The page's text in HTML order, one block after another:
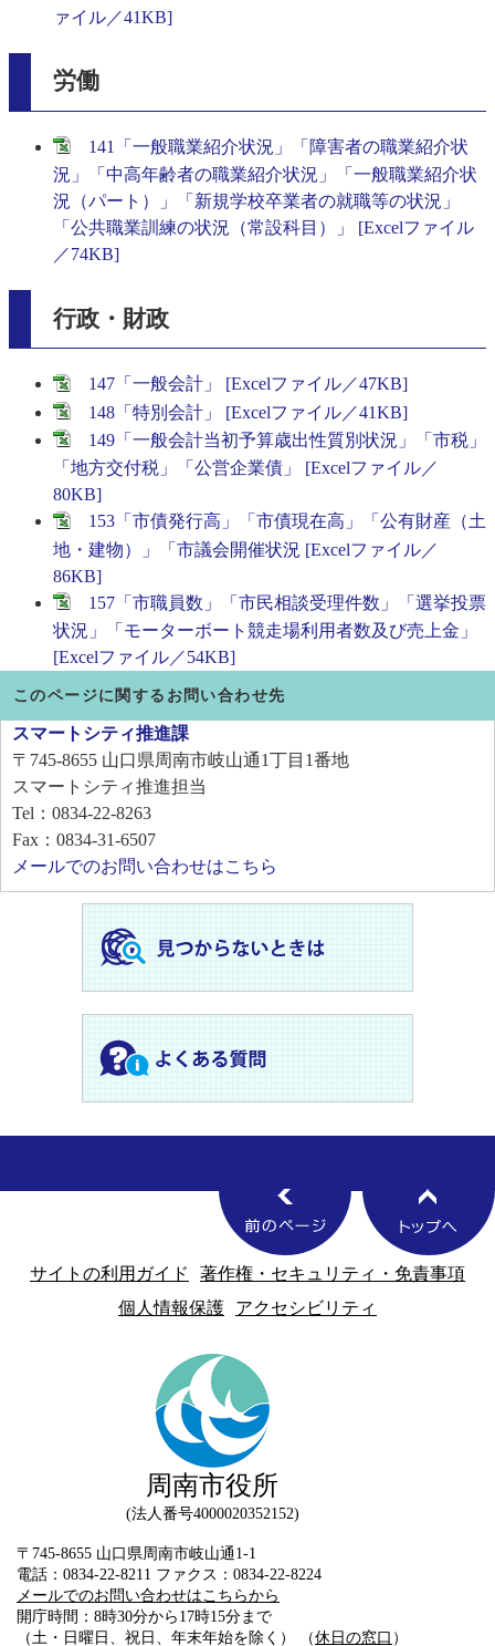
ァイル／41KB]
労働
141「一般職業紹介状況」「障害者の職業紹介状
況」「中高年齢者の職業紹介状況」「一般職業紹介状
況（パート）」「新規学校卒業者の就職等の状況」
「公共職業訓練の状況（常設科目）」 [Excelファイル
／74KB]
行政・財政
147「一般会計」 [Excelファイル／47KB]
148「特別会計」 [Excelファイル／41KB]
149「一般会計当初予算歳出性質別状況」「市税」
「地方交付税」「公営企業債」 [Excelファイル／
80KB]
153「市債発行高」「市債現在高」「公有財産（土
地・建物）」「市議会開催状況 [Excelファイル／
86KB]
157「市職員数」「市民相談受理件数」「選挙投票
状況」「モーターボート競走場利用者数及び売上金」
[Excelファイル／54KB]
このページに関するお問い合わせ先
スマートシティ推進課
〒745-8655 山口県周南市岐山通1丁目1番地
スマートシティ推進担当
Tel：0834-22-8263
Fax：0834-31-6507
メールでのお問い合わせはこちら
サイトの利用ガイド
著作権・セキュリティ・免責事項
個人情報保護
アクセシビリティ
周南市役所
法人番号4000020352152
〒745-8655 山口県周南市岐山通1-1
電話：0834-22-8211 ファクス：0834-22-8224
メールでのお問い合わせはこちらから
開庁時間：8時30分から17時15分まで
（土・日曜日、祝日、年末年始を除く） （休日の窓口 ）